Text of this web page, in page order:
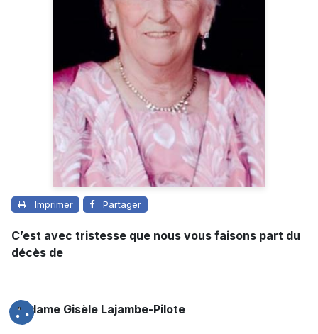
Imprimer Partager
C’est avec tristesse que nous vous faisons part du
décès de
Madame Gisèle Lajambe-Pilote